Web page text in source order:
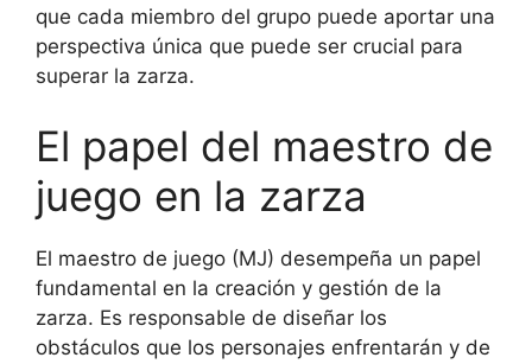
que cada miembro del grupo puede aportar una
perspectiva única que puede ser crucial para
superar la zarza.
El papel del maestro de
juego en la zarza
El maestro de juego (MJ) desempeña un papel
fundamental en la creación y gestión de la
zarza. Es responsable de diseñar los
obstáculos que los personajes enfrentarán y de